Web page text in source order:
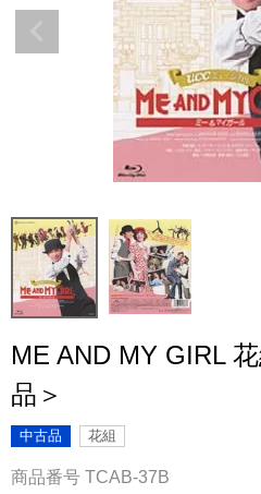
ME AND MY GIRL
品＞
中古品 花組
商品番号 TCAB-37B